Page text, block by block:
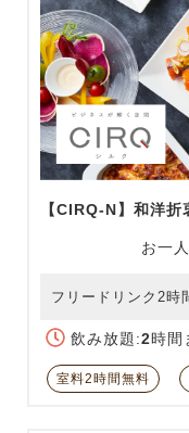
【CIRQ-N】和洋
お一
フリードリンク2時
飲み放題:2時間
室料2時間無料